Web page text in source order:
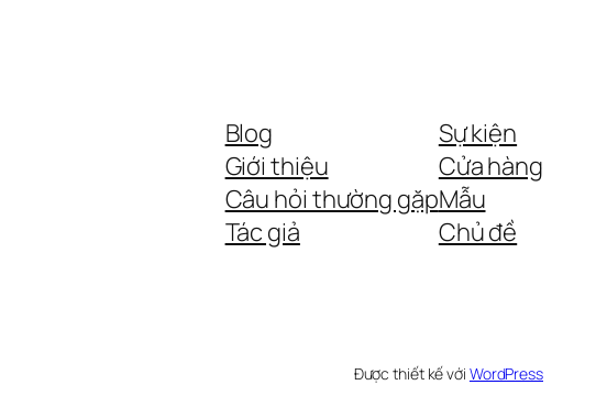
Blog
Giới thiệu
Câu hỏi thường gặp
Tác giả
Sự kiện
Cửa hàng
Mẫu
Chủ đề
Được thiết kế với WordPress